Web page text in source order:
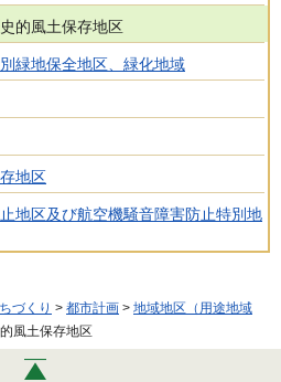
的風土保存地区
緑地保全地区、緑化地域
地区
地区及び航空機騒音障害防止特別地
づくり > 都市計画 > 地域地区（用途地域
風土保存地区